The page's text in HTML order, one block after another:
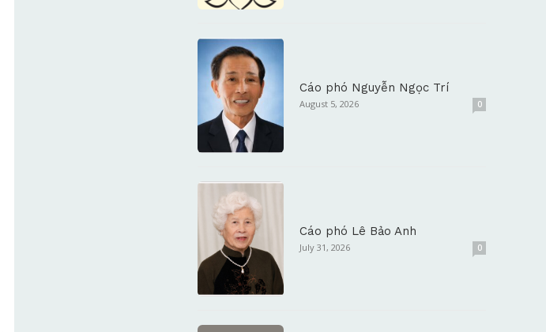
Cáo phó Nguyễn Ngọc Trí
August 5, 2026 0
Cáo phó Lê Bảo Anh
July 31, 2026 0